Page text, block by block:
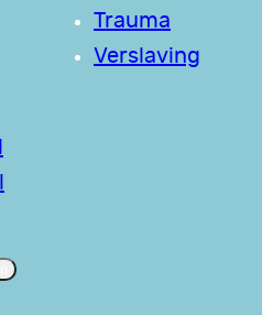
Trauma
Verslaving